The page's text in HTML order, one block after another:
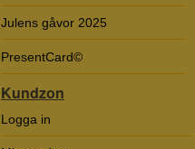
Julens gåvor 2025
PresentCard©
Kundzon
Logga in